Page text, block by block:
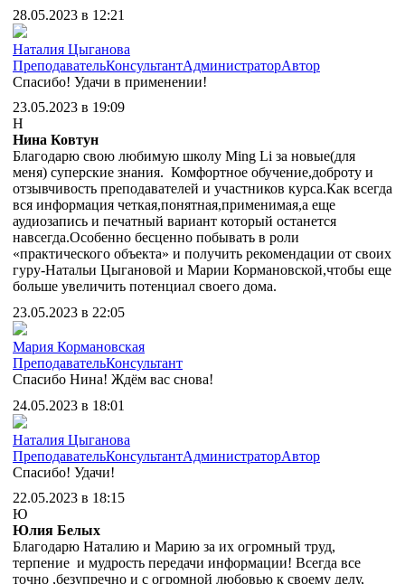
28.05.2023 в 12:21
Наталия Цыганова
ПреподавательКонсультантАдминистраторАвтор
Спасибо! Удачи в применении!
23.05.2023 в 19:09
Н
Нина Ковтун
Благодарю свою любимую школу Ming Li за новые(для
меня) суперские знания. Комфортное обучение,доброту и
отзывчивость преподавателей и участников курса.Как всегда
вся информация четкая,понятная,применимая,а еще
аудиозапись и печатный вариант который останется
навсегда.Особенно бесценно побывать в роли
«практического объекта» и получить рекомендации от своих
гуру-Натальи Цыгановой и Марии Кормановской,чтобы еще
больше увеличить потенциал своего дома.
23.05.2023 в 22:05
Мария Кормановская
ПреподавательКонсультант
Спасибо Нина! Ждём вас снова!
24.05.2023 в 18:01
Наталия Цыганова
ПреподавательКонсультантАдминистраторАвтор
Спасибо! Удачи!
22.05.2023 в 18:15
Ю
Юлия Белых
Благодарю Наталию и Марию за их огромный труд,
терпение и мудрость передачи информации! Всегда все
точно ,безупречно и с огромной любовью к своему делу,